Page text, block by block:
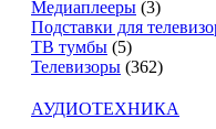
Медиаплееры (3)
Подставки для
ТВ тумбы (5)
Телевизоры (362)
АУДИОТЕХНИКА